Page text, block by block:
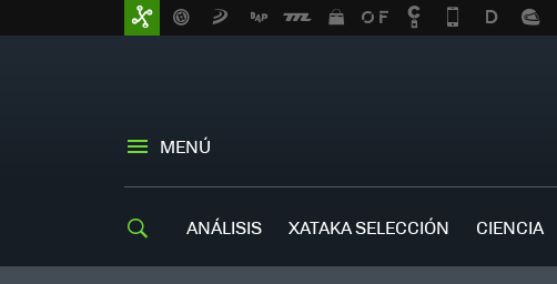
MENÚ
ANÁLISIS XATAKA SELECCIÓN CIENCIA